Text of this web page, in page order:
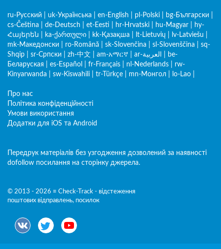
ru-Русский uk-Українська en-English pl-Polski bg-Български
cs-Čeština
de-Deutsch et-Eesti hr-Hrvatski hu-Magyar
hy-
Հայերեն
ka-ქართული kk-Қазақша lt-Lietuvių lv-Latviešu
mk-Македонски
ro-Română sk-Slovenčina sl-Slovenščina
sq-
Shqip
sr-Српски zh-中文 am-አማርኛ ar-العربية
be-
Беларуская
es-Español fr-Français nl-Nederlands
rw-
Kinyarwanda
sw-Kiswahili tr-Türkçe mn-Монгол lo-Lao
Про нас
Політика конфіденційності
Умови використання
Додатки для iOS та Android
Передрук матеріалів без узгодження дозволений за наявності
dofollow посилання на сторінку джерела.
© 2013 - 2026 ≡ Check-Track - відстеження
поштових відправлень, посилок